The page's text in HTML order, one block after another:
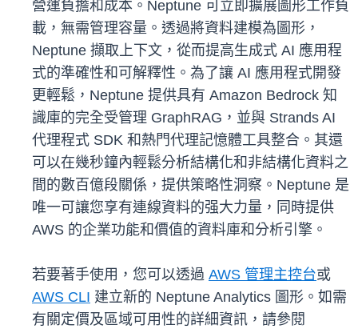
營運負擔和成本。Neptune 可立即擴展圖形工作負
載，無需管理容量。透過將資料建模為圖形，
Neptune 擷取上下文，從而提高生成式 AI 應用程
式的準確性和可解釋性。為了讓 AI 應用程式開發
更輕鬆，Neptune 提供具有 Amazon Bedrock 知
識庫的完全受管理 GraphRAG，並與 Strands AI
代理程式 SDK 和熱門代理記憶體工具整合。其還
可以在幾秒鐘內輕鬆分析結構化和非結構化資料之
間的數百億段關係，提供策略性洞察。Neptune 是
唯一可讓您享有連線資料的强大力量，同時提供
AWS 的企業功能和價值的資料庫和分析引擎。
若要著手使用，您可以透過 AWS 管理主控台或
AWS CLI 建立新的 Neptune Analytics 圖形。如需
有關定價及區域可用性的詳細資訊，請參閱